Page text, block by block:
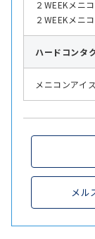
２WEEKメニ
２WEEKメニ
ハード コンタ
メニコンアイ
メル